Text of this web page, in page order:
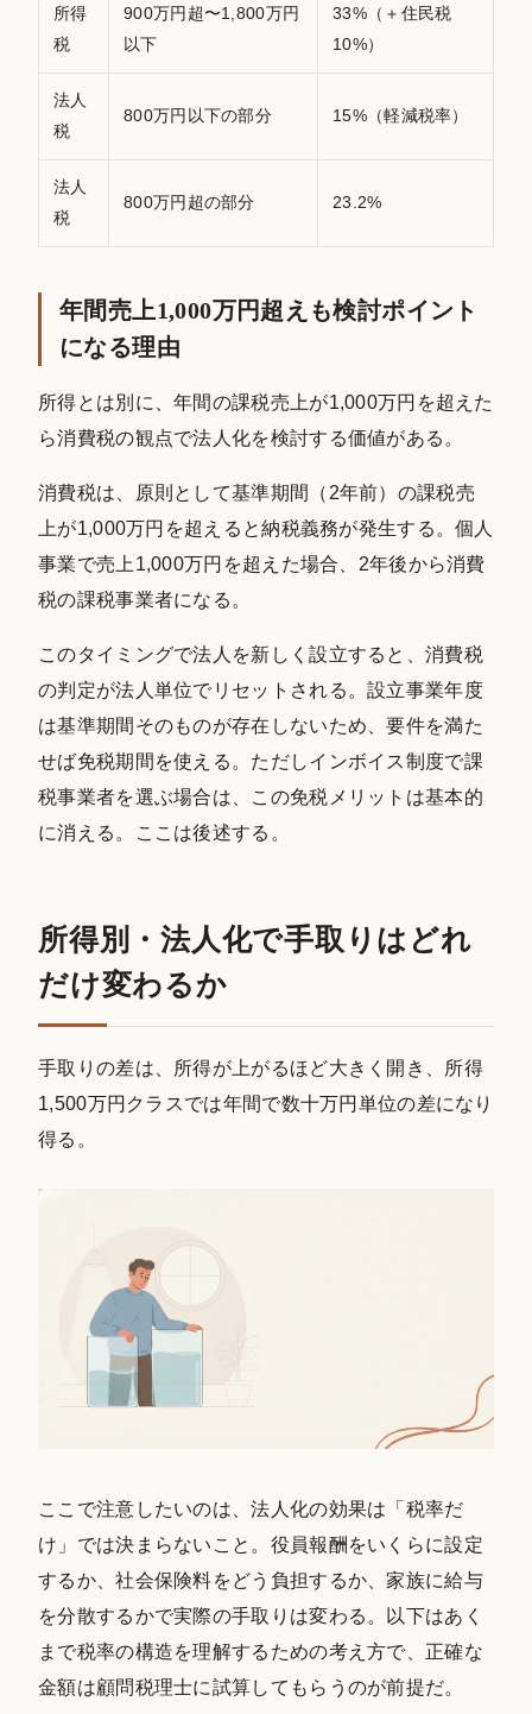
所得
税
900万円超〜1,800万円
以下
33%（＋住民税
10%）
法人
税
800万円以下の部分 15%（軽減税率）
法人
税
800万円超の部分 23.2%
年間売上1,000万円超えも検討ポイント
になる理由
所得とは別に、年間の課税売上が1,000万円を超えた
ら消費税の観点で法人化を検討する価値がある。
消費税は、原則として基準期間（2年前）の課税売
上が1,000万円を超えると納税義務が発生する。個人
事業で売上1,000万円を超えた場合、2年後から消費
税の課税事業者になる。
このタイミングで法人を新しく設立すると、消費税
の判定が法人単位でリセットされる。設立事業年度
は基準期間そのものが存在しないため、要件を満た
せば免税期間を使える。ただしインボイス制度で課
税事業者を選ぶ場合は、この免税メリットは基本的
に消える。ここは後述する。
所得別・法人化で手取りはどれ
だけ変わるか
手取りの差は、所得が上がるほど大きく開き、所得
1,500万円クラスでは年間で数十万円単位の差になり
得る。
ここで注意したいのは、法人化の効果は「税率だ
け」では決まらないこと。役員報酬をいくらに設定
するか、社会保険料をどう負担するか、家族に給与
を分散するかで実際の手取りは変わる。以下はあく
まで税率の構造を理解するための考え方で、正確な
金額は顧問税理士に試算してもらうのが前提だ。